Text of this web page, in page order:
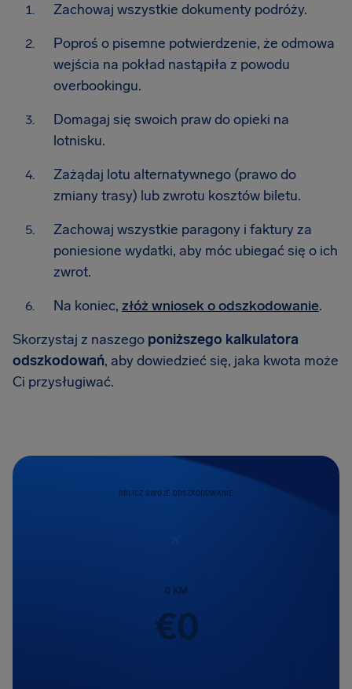
Zachowaj wszystkie dokumenty podróży.
Poproś o pisemne potwierdzenie, że odmowa
wejścia na pokład nastąpiła z powodu
overbookingu.
Domagaj się swoich praw do opieki na
lotnisku.
Zażądaj lotu alternatywnego (prawo do
zmiany trasy) lub zwrotu kosztów biletu.
Zachowaj wszystkie paragony i faktury za
poniesione wydatki, aby móc ubiegać się o ich
zwrot.
Na koniec, złóż wniosek o odszkodowanie.
Skorzystaj z naszego poniższego kalkulatora
odszkodowań, aby dowiedzieć się, jaka kwota może
Ci przysługiwać.
OBLICZ SWOJE ODSZKODOWANIE
0KM
€0